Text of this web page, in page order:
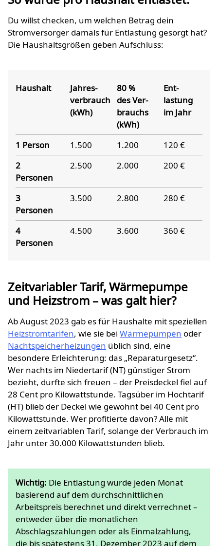
Du willst checken, um welchen Betrag dein
Stromversorger damals für Entlastung gesorgt hat?
Die Haushaltsgrößen geben Aufschluss:
Haushalt
Jahres­
verbrauch
(kWh)
80 %
des Ver­
brauchs
(kWh)
Ent­
lastung
im Jahr
1 Person 1.500 1.200
120 €
2
Personen
2.500 2.000 200 €
3
Personen
3.500 2.800 280 €
4
Personen
4.500 3.600 360 €
Zeitvariabler Tarif, Wärmepumpe
und Heizstrom – was galt hier?
Ab August 2023 gab es für Haushalte mit speziellen
Heizstromtarifen, wie sie bei Wärmepumpen oder
Nachtspeicherheizungen üblich sind, eine
besondere Erleichterung: das „Reparaturgesetz“.
Wer nachts im Niedertarif (NT) günstiger Strom
bezieht, durfte sich freuen – der Preisdeckel fiel auf
28 Cent pro Kilowattstunde. Tagsüber im Hochtarif
(HT) blieb der Deckel wie gewohnt bei 40 Cent pro
Kilowattstunde. Wer profitierte davon? Alle mit
einem zeitvariablen Tarif, solange der Verbrauch im
Jahr unter 30.000 Kilowattstunden blieb.
Wichtig: Die Entlastung wurde jeden Monat
basierend auf dem durchschnittlichen
Arbeitspreis berechnet und direkt verrechnet –
entweder über die monatlichen
Abschlagszahlungen oder als Einmalzahlung,
die bis spätestens 31. Dezember 2023 auf dem